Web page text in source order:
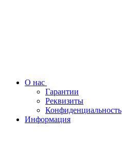
О нас
Гарантии
Реквизиты
Конфиденциальность
Информация